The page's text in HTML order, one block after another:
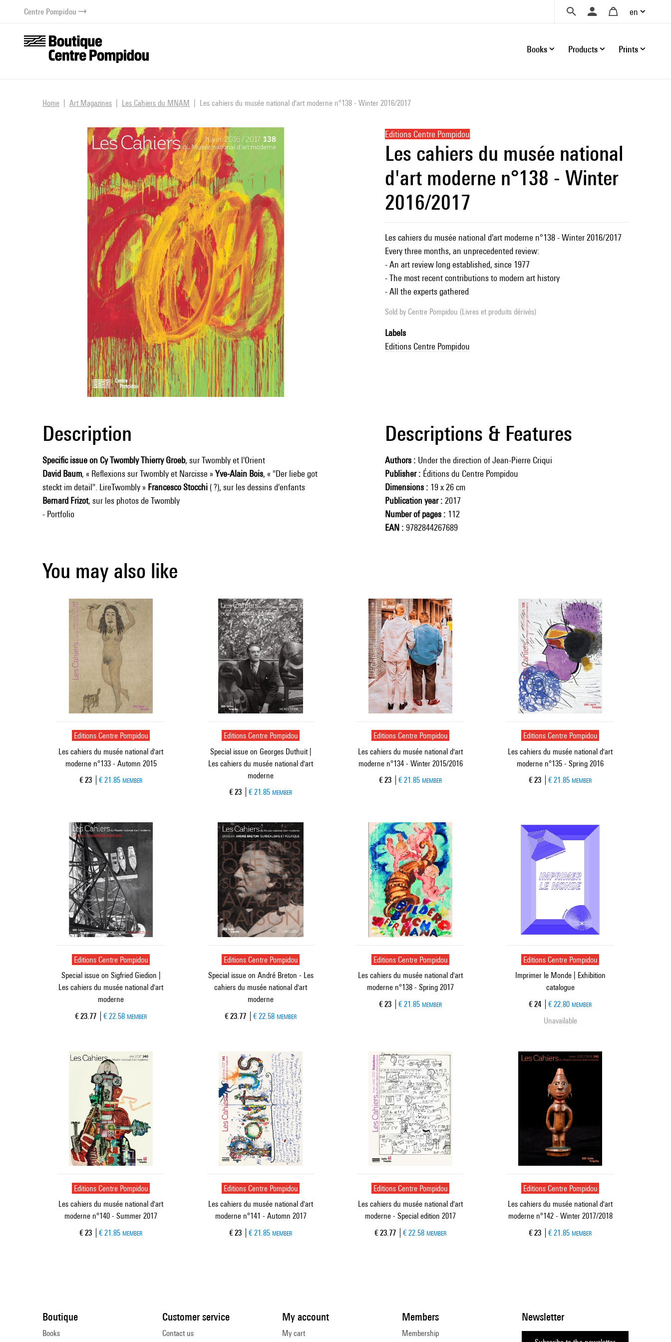
contentCentre Pompidou en
Books Products Prints
Home Art Magazines Les Cahiers du MNAM Les cahiers du musée national d'art moderne n°138 - Winter 2016/2017
Editions Centre Pompidou
Les cahiers du musée national
d'art moderne n°138 - Winter
2016/2017
Les cahiers du musée national d'art moderne n°138 - Winter 2016/2017
Every three months, an unprecedented review:
- An art review long established, since 1977
- The most recent contributions to modern art history
- All the experts gathered
Sold by Centre Pompidou (Livres et produits dérivés)
Labels
Editions Centre Pompidou
Description
Specific issue on Cy TwomblyThierry Groeb, sur Twombly et l'Orient
David Baum, « Reflexions sur Twombly et Narcisse » Yve-Alain Bois, « "Der liebe got
steckt im detail". LireTwombly » Francesco Stocchi( ?), sur les dessins d'enfants
Bernard Frizot, sur les photos de Twombly
- Portfolio
Descriptions & Features
Authors
Under the direction of Jean-Pierre Criqui
Publisher
Éditions du Centre Pompidou
Dimensions
19 x 26 cm
Publication year
2017
Number of pages
112
EAN
9782844267689
You may also like
Editions Centre Pompidou
Les cahiers du musée national d'art
moderne n°133 - Automn 2015
Current price
€ 23 € 21.85 MEMBER
Editions Centre Pompidou
Special issue on Georges Duthuit |
Les cahiers du musée national d'art
moderne
Current price
€ 23 € 21.85 MEMBER
Editions Centre Pompidou
Les cahiers du musée national d'art
moderne n°134 - Winter 2015/2016
Current price
€ 23 € 21.85 MEMBER
Editions Centre Pompidou
Les cahiers du musée national d'art
moderne n°135 - Spring 2016
Current price
€ 23 € 21.85 MEMBER
Editions Centre Pompidou
Special issue on Sigfried Giedion |
Les cahiers du musée national d'art
moderne
Current price
€ 23.77 € 22.58 MEMBER
Editions Centre Pompidou
Special issue on André Breton - Les
cahiers du musée national d'art
moderne
Current price
€ 23.77 € 22.58 MEMBER
Editions Centre Pompidou
Les cahiers du musée national d'art
moderne n°138 - Spring 2017
Current price
€ 23 € 21.85 MEMBER
Editions Centre Pompidou
Imprimer le Monde | Exhibition
catalogue
Current price
€ 24 € 22.80 MEMBER
Unavailable
Editions Centre Pompidou
Les cahiers du musée national d'art
moderne n°140 - Summer 2017
Current price
€ 23 € 21.85 MEMBER
Editions Centre Pompidou
Les cahiers du musée national d'art
moderne n°141 - Automn 2017
Current price
€ 23 € 21.85 MEMBER
Editions Centre Pompidou
Les cahiers du musée national d'art
moderne - Special edition 2017
Current price
€ 23.77 € 22.58 MEMBER
Editions Centre Pompidou
Les cahiers du musée national d'art
moderne n°142 - Winter 2017/2018
Current price
€ 23 € 21.85 MEMBER
Boutique
Books
Newsletter
Customer service
Contact us
My account
My cart
Members
Membership